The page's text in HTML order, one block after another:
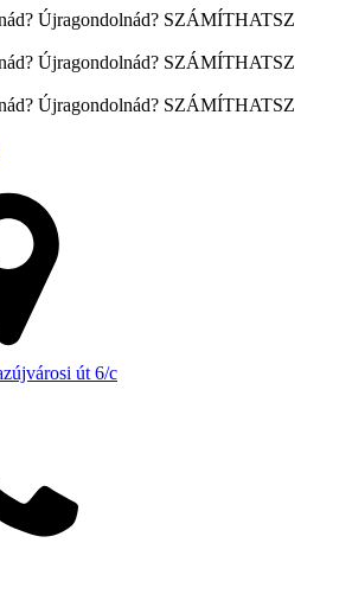
Újragondolnád? SZÁMÍTHATSZ
Újragondolnád? SZÁMÍTHATSZ
Újragondolnád? SZÁMÍTHATSZ
út 6/c